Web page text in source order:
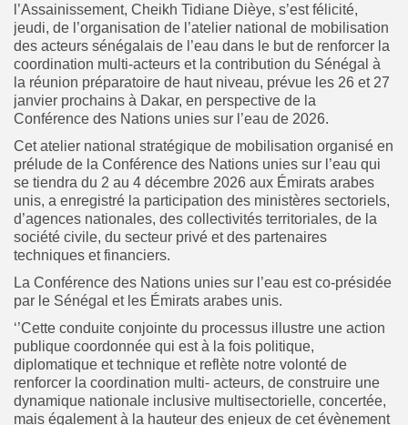
Search
for:
Search
Button
FR
l’Assainissement, Cheikh Tidiane Dièye, s’est félicité,
jeudi, de l’organisation de l’atelier national de mobilisation
des acteurs sénégalais de l’eau dans le but de renforcer la
coordination multi-acteurs et la contribution du Sénégal à
la réunion préparatoire de haut niveau, prévue les 26 et 27
janvier prochains à Dakar, en perspective de la
Conférence des Nations unies sur l’eau de 2026.
Cet atelier national stratégique de mobilisation organisé en
prélude de la Conférence des Nations unies sur l’eau qui
se tiendra du 2 au 4 décembre 2026 aux Émirats arabes
unis, a enregistré la participation des ministères sectoriels,
d’agences nationales, des collectivités territoriales, de la
société civile, du secteur privé et des partenaires
techniques et financiers.
La Conférence des Nations unies sur l’eau est co-présidée
par le Sénégal et les Émirats arabes unis.
‘’Cette conduite conjointe du processus illustre une action
publique coordonnée qui est à la fois politique,
diplomatique et technique et reflète notre volonté de
renforcer la coordination multi- acteurs, de construire une
dynamique nationale inclusive multisectorielle, concertée,
mais également à la hauteur des enjeux de cet évènement